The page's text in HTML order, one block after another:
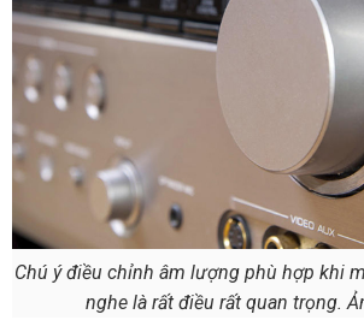
Chú ý điều chỉnh âm lượng phù hợp khi
nghe là rất điều rất quan trọng.